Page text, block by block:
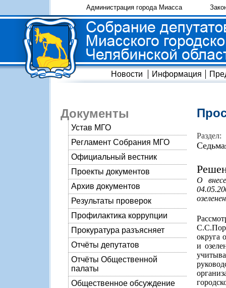
Администрация города Миасса
Новости Информация
Документы
Устав МГО
Регламент Собрания МГО
Официальный вестник
Проекты документов
Архив документов
Результаты проверок
Профилактика коррупции
Прокуратура разъясняет
Отчёты депутатов
Отчёты Общественной
палаты
Общественное обсуждение
Раздел:
О
округа
и